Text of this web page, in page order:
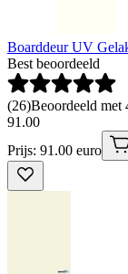
Boarddeur UV
Best beoordeeld
(26)Beoordeeld met
91.00
Prijs: 91.00 euro